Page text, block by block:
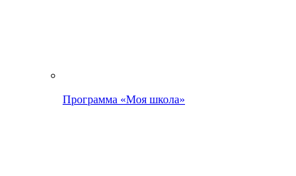
Программа «Моя школа»